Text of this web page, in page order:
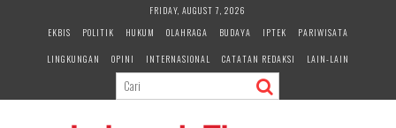
FRIDAY, AUGUST 7, 2026
EKBIS
POLITIK HUKUM OLAHRAGA BUDAYA IPTEK
PARIWISATA
LINGKUNGAN
OPINI INTERNASIONAL CATATAN REDAKSI LAIN-LAIN